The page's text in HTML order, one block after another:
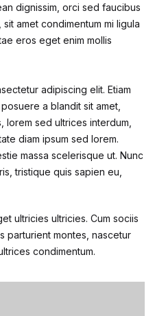
dignissim, orci sed faucibus
amet condimentum mi ligula
eros eget enim mollis
adipiscing elit. Etiam
a blandit sit amet,
lorem sed ultrices interdum,
diam ipsum sed lorem.
massa scelerisque ut. Nunc
tristique quis sapien eu,
ultricies ultricies. Cum sociis
parturient montes, nascetur
condimentum.